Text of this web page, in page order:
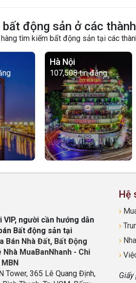
bất động sản ở các
tìm kiếm bất động sản tại các
Hà Nội
107,508 tin đăng
VIP, người cần hướng dẫn
Bất động sản tại
Bán Nhà Đất, Bất Động
Nhà MuaBanNhanh - Chi
Tower, 365 Lê Quang Định,
Hệ
›
›
›
›